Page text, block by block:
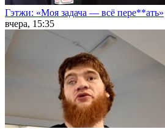
Гэтжи: «Моя задача — всё пере**ать»
вчера, 15:35